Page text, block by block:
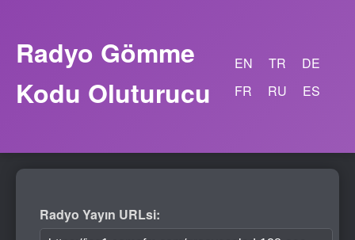
Radyo Gömme
Kodu Oluturucu
EN TR
DE
FR
RU ES
Radyo Yayın URLsi: